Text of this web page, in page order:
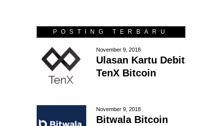
POSTING TERBARU
November 9, 2018
Ulasan Kartu Debit
TenX Bitcoin
November 9, 2018
Bitwala Bitcoin